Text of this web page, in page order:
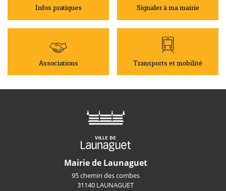
Infos pratiques Signaler à ma mairie
Associations Transports et mobilité
Mairie de Launaguet
95 chemin des combes
31140 LAUNAGUET